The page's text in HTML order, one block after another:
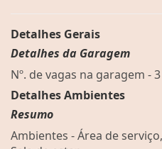
Detalhes Gerais
Detalhes da Garagem
Nº. de vagas na garagem - 3
Detalhes Ambientes
Resumo
Ambientes - Área de